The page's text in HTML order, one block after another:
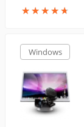
★★★★★
★★★★★
Windows